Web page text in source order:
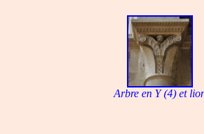
Arbre en Y (4) et